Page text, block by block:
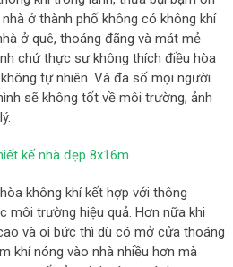
ở thành phố không có không khí
ở quê, thoáng đãng và mát mẻ
chứ thực sư không thích điều hòa
tự nhiên. Và đa số mọi người
sẽ không tốt về môi trường, ảnh
kế nhà đẹp 8x16m
không khí kết hợp với thông
môi trường hiệu quả. Hơn nữa khi
và oi bức thì dù có mở cửa thoáng
khí nóng vào nhà nhiều hơn mà